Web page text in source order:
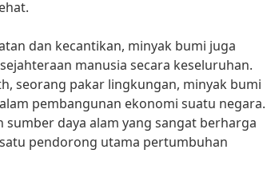
dan kecantikan, minyak bumi juga
manusia secara keseluruhan.
seorang pakar lingkungan, minyak bumi
pembangunan ekonomi suatu negara.
sumber daya alam yang sangat berharga
pendorong utama pertumbuhan